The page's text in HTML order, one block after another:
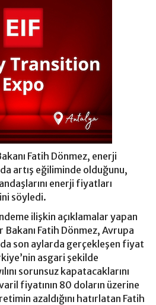
Fatih Dönmez, enerji
artış eğiliminde olduğunu,
enerji fiyatları
söyledi.
ilişkin açıklamalar yapan
Fatih Dönmez, Avrupa
son aylarda gerçekleşen fiyat
asgari şekilde
sorunsuz kapatacaklarını
fiyatının 80 doların üzerine
azaldığını hatırlatan Fatih